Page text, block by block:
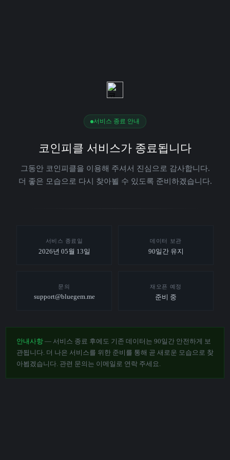
서비스 종료 안내
코인피클 서비스가 종료됩니다
그동안 코인피클을 이용해 주셔서 진심으로 감사합니다.
더 좋은 모습으로 다시 찾아뵐 수 있도록 준비하겠습니다.
서비스 종료일
2026년 05월 13일
데이터 보관
90일간 유지
문의
support@bluegem.me
재오픈 예정
준비 중
안내사항 — 서비스 종료 후에도 기존 데이터는 90일간 안전하게 보
관됩니다. 더 나은 서비스를 위한 준비를 통해 곧 새로운 모습으로 찾
아뵙겠습니다. 관련 문의는 이메일로 연락 주세요.